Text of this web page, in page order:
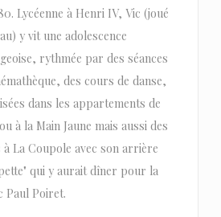
Lycéenne à Henri IV, Vic (joué
y vit une adolescence
rythmée par des séances
des cours de danse,
dans les appartements de
à la Main Jaune mais aussi des
La Coupole avec son arrière
qui y aurait dîner pour la
Paul Poiret.